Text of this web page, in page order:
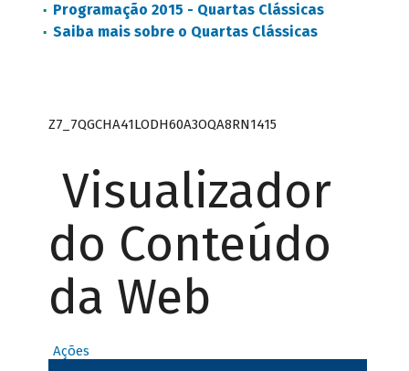
Programação 2015 - Quartas Clássicas
Saiba mais sobre o Quartas Clássicas
Z7_7QGCHA41LODH60A3OQA8RN1415
Visualizador
do Conteúdo
da Web
Ações